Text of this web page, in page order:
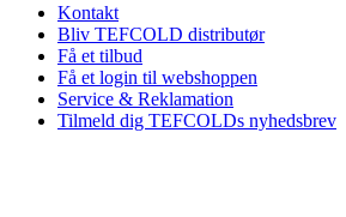
Kontakt
Bliv TEFCOLD distributør
Få et tilbud
Få et login til webshoppen
Service & Reklamation
Tilmeld dig TEFCOLDs nyhedsbrev